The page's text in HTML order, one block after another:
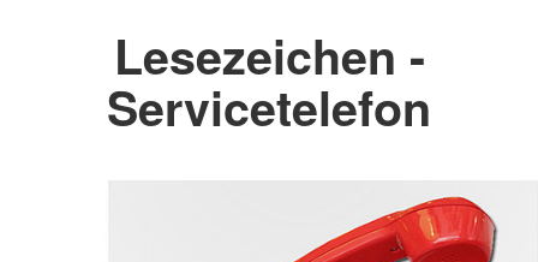
Lesezeichen -
Servicetelefon